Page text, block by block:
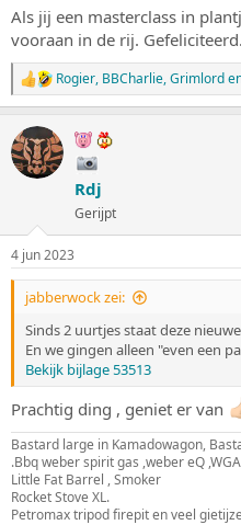
s
a
r
t
e
r
m
Als jij een masterclass in
vooraan in de rij. Gefeliciteerd.
W
a
r
d
e
e
n
Rogier, BBCharlie,Grimlord
Rdj
Gerijpt
4 jun 2023
jabberwock zei:
Sinds 2 uurtjes staat deze
En we gingen alleen "even een
Bekijk bijlage 53513
Prachtig ding , geniet er van
Bastard large in Kamadowagon,
.Bbq weber spirit gas ,weber eQ
Little Fat Barrel , Smoker
Rocket Stove XL.
Petromax tripod firepit en veel